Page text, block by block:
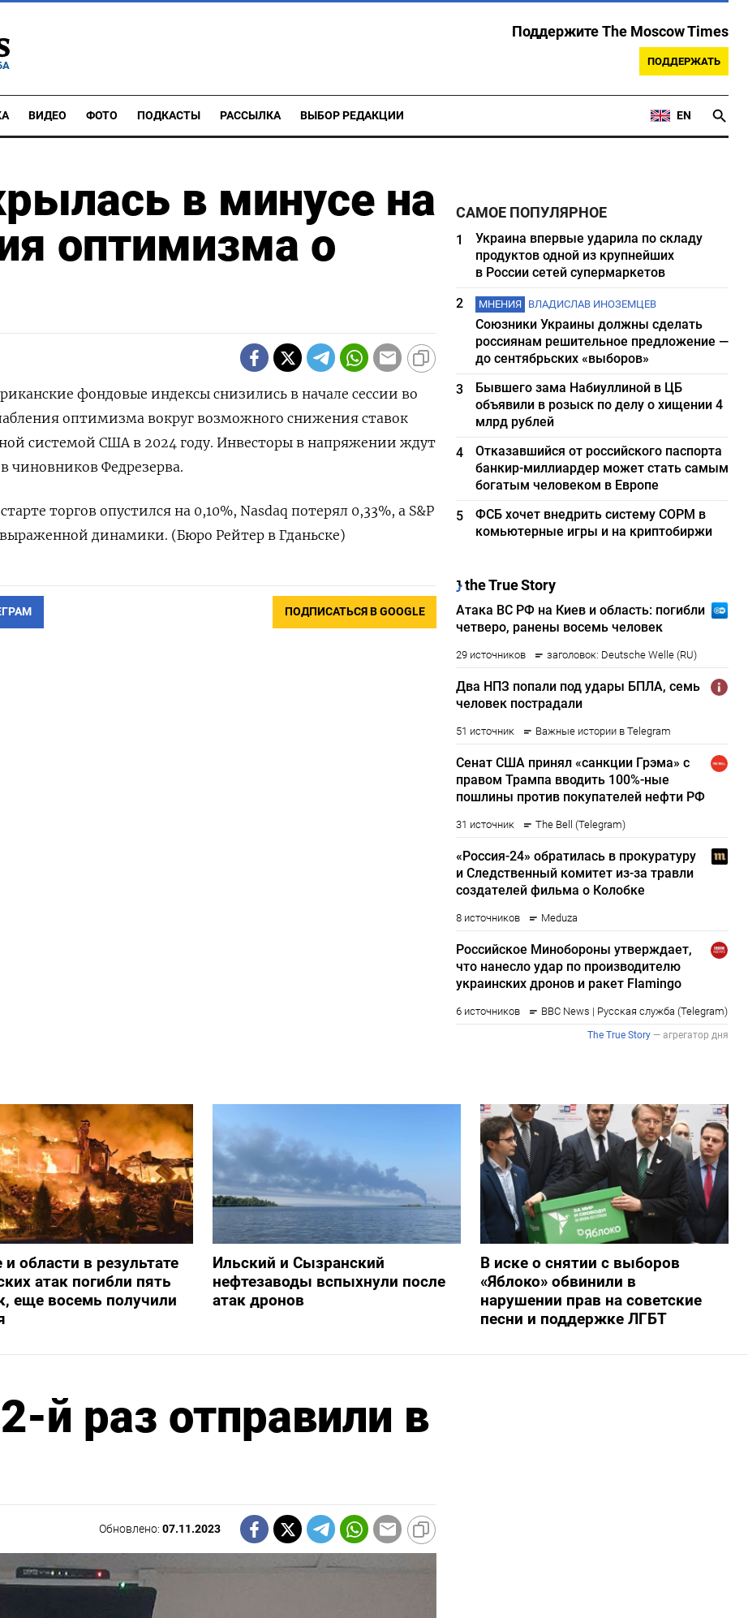
Поддержите The Moscow Times
ПОДДЕРЖАТЬ
ВИДЕО ФОТО ПОДКАСТЫ РАССЫЛКА ВЫБОР РЕДАКЦИИ EN
в минусе на
оптимизма о
фондовые индексы снизились в начале сессии во
оптимизма вокруг возможного снижения ставок
системой США в 2024 году. Инвесторы в напряжении ждут
чиновников Федрезерва.
торгов опустился на 0,10%, Nasdaq потерял 0,33%, а S&P
выраженной динамики. (Бюро Рейтер в Гданьске)
ПОДПИСАТЬСЯ В GOOGLE
САМОЕ ПОПУЛЯРНОЕ
1
Украина впервые ударила по складу
продуктов одной из крупнейших
в России сетей супермаркетов
2
МНЕНИЯ ВЛАДИСЛАВ ИНОЗЕМЦЕВ
Союзники Украины должны сделать
россиянам решительное предложение —
до сентябрьских «выборов»
3
Бывшего зама Набиуллиной в ЦБ
объявили в розыск по делу о хищении 4
млрд рублей
4
Отказавшийся от российского паспорта
банкир-миллиардер может стать самым
богатым человеком в Европе
5
ФСБ хочет внедрить систему СОРМ в
комьютерные игры и на криптобиржи
и области в результате
атак погибли пять
еще восемь получили
Ильский и Сызранский
нефтезаводы вспыхнули после
атак дронов
В иске о снятии с выборов
«Яблоко» обвинили в
нарушении прав на советские
песни и поддержке ЛГБТ
й раз отправили в
Обновлено:07.11.2023